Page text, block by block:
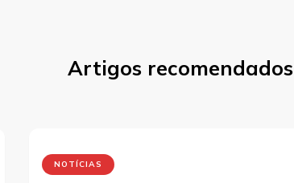
Artigos recomendados
NOTÍCIAS